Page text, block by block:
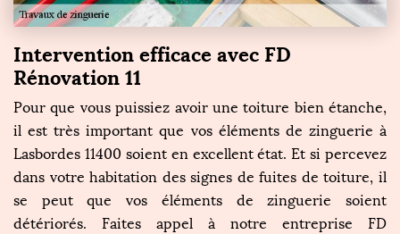
Intervention efficace avec FD
Rénovation 11
Pour que vous puissiez avoir une toiture bien étanche,
il est très important que vos éléments de zinguerie à
Lasbordes 11400 soient en excellent état. Et si percevez
dans votre habitation des signes de fuites de toiture, il
se peut que vos éléments de zinguerie soient
détériorés. Faites appel à notre entreprise FD